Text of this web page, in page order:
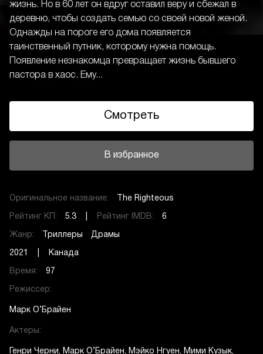
жизнь. Но в 60 лет он вдруг оставил веру и сбежал в
деревню, чтобы создать семью со своей новой женой.
Однажды на пороге его дома появляется
таинственный путник, которому нужна помощь.
Появление незнакомца превращает жизнь бывшего
пастора в хаос. Ему...
Смотреть
В избранное
Оригинальное название: The Righteous
Рейтинг КП: 5.3 | Рейтинг IMDB: 6
Жанр: Триллеры Драмы
2021 | Канада
Время: 97
Режиссер:
Марк О’Брайен
Актеры:
Генри Черни Марк О’Брайен Мэйко Нгуен
Мими Кузык